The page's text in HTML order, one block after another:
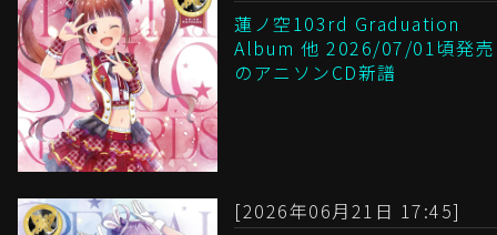
蓮ノ空103rd Graduation
Album 他 2026/07/01頃発売
のアニソンCD新譜
[2026年06月21日 17:45]